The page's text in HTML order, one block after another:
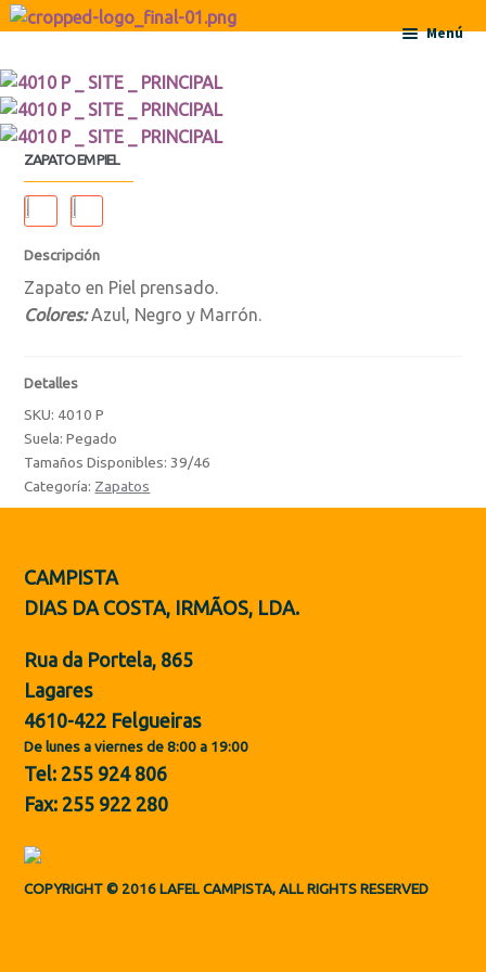
Ir a la navegación
Ir al contenido
Menú
Inicio
Acerca de
Botas
Botas
Botas de Niño
Botas de Protección
PT
ZAPATO EM PIEL
Descripción
Zapato en Piel prensado.
Colores: Azul, Negro y Marrón.
Detalles
SKU: 4010 P
Suela: Pegado
Tamaños Disponibles: 39/46
Categoría: Zapatos
CAMPISTA
DIAS DA COSTA, IRMÃOS, LDA.
Rua da Portela, 865
Lagares
4610-422 Felgueiras
De lunes a viernes de 8:00 a 19:00
Tel: 255 924 806
Fax: 255 922 280
COPYRIGHT © 2016 LAFEL CAMPISTA, ALL RIGHTS RESERVED